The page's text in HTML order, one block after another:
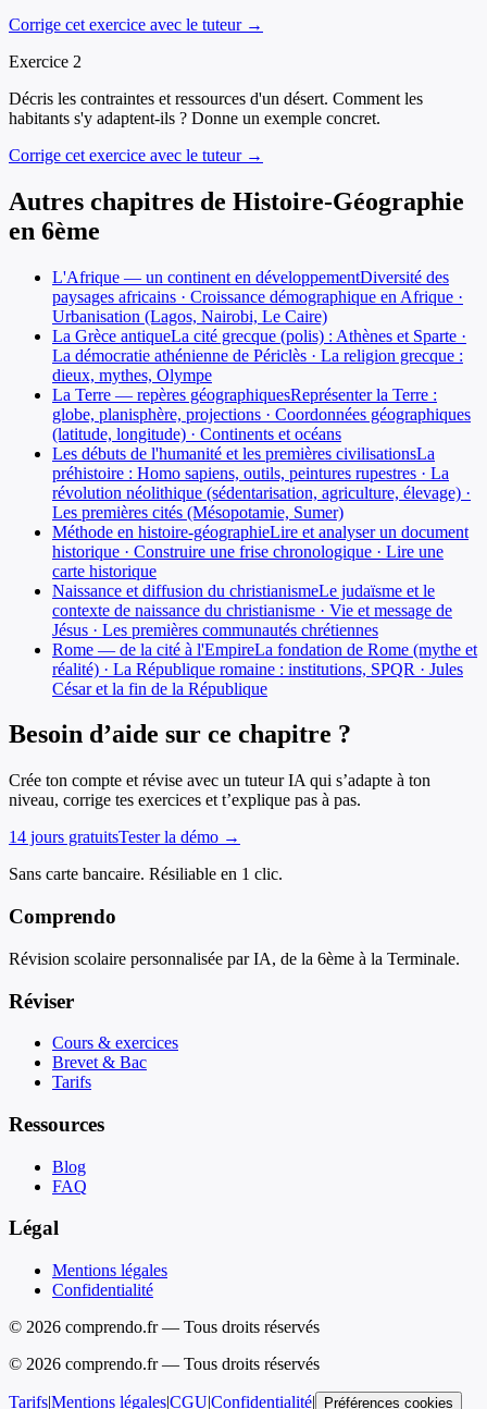
Corrige cet exercice avec le tuteur →
Exercice 2
Décris les contraintes et ressources d'un désert. Comment les
habitants s'y adaptent-ils ? Donne un exemple concret.
Corrige cet exercice avec le tuteur →
Autres chapitres de Histoire-Géographie
en 6ème
L'Afrique — un continent en développementDiversité des
paysages africains · Croissance démographique en Afrique ·
Urbanisation (Lagos, Nairobi, Le Caire)
La Grèce antiqueLa cité grecque (polis) : Athènes et Sparte ·
La démocratie athénienne de Périclès · La religion grecque :
dieux, mythes, Olympe
La Terre — repères géographiquesReprésenter la Terre :
globe, planisphère, projections · Coordonnées géographiques
(latitude, longitude) · Continents et océans
Les débuts de l'humanité et les premières civilisationsLa
préhistoire : Homo sapiens, outils, peintures rupestres · La
révolution néolithique (sédentarisation, agriculture, élevage) ·
Les premières cités (Mésopotamie, Sumer)
Méthode en histoire-géographieLire et analyser un document
historique · Construire une frise chronologique · Lire une
carte historique
Naissance et diffusion du christianismeLe judaïsme et le
contexte de naissance du christianisme · Vie et message de
Jésus · Les premières communautés chrétiennes
Rome — de la cité à l'EmpireLa fondation de Rome (mythe et
réalité) · La République romaine : institutions, SPQR · Jules
César et la fin de la République
Besoin d’aide sur ce chapitre ?
Crée ton compte et révise avec un tuteur IA qui s’adapte à ton
niveau, corrige tes exercices et t’explique pas à pas.
14 jours gratuitsTester la démo →
Sans carte bancaire. Résiliable en 1 clic.
Comprendo
Révision scolaire personnalisée par IA, de la 6ème à la Terminale.
Réviser
Cours & exercices
Brevet & Bac
Tarifs
Ressources
Blog
FAQ
Légal
Mentions légales
Confidentialité
© 2026 comprendo.fr — Tous droits réservés
© 2026 comprendo.fr — Tous droits réservés
Tarifs|Mentions légales|CGU|Confidentialité| Préférences cookies